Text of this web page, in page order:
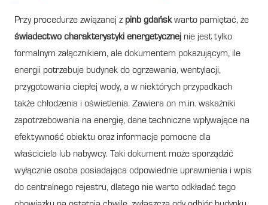
Przy procedurze związanej z pinb gdańskwarto pamiętać, że
świadectwo charakterystyki energetycznej nie jest tylko
formalnym załącznikiem, ale dokumentem pokazującym, ile
energii potrzebuje budynek do ogrzewania, wentylacji,
przygotowania ciepłej wody, a w niektórych przypadkach
także chłodzenia i oświetlenia. Zawiera on m.in. wskaźniki
zapotrzebowania na energię, dane techniczne wpływające na
efektywność obiektu oraz informacje pomocne dla
właściciela lub nabywcy. Taki dokument może sporządzić
wyłącznie osoba posiadająca odpowiednie uprawnienia i wpis
do centralnego rejestru, dlatego nie warto odkładać tego